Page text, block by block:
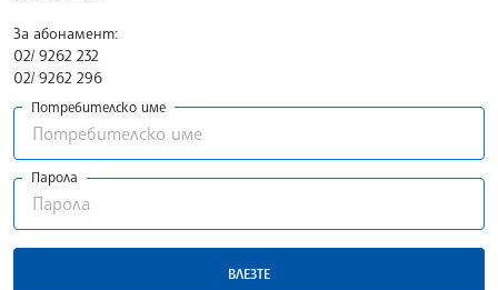
За абонамент:
02/ 9262 232
02/ 9262 296
Потребителско име
Парола
ВЛЕЗТЕ